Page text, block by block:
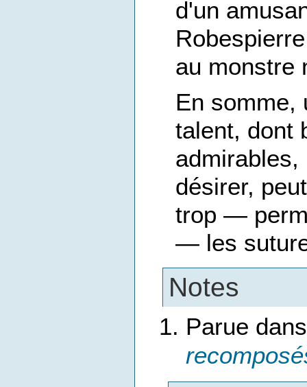
d'un
au monstre
En somme,
talent, dont
désirer,
trop —
— les
Notes
Parue